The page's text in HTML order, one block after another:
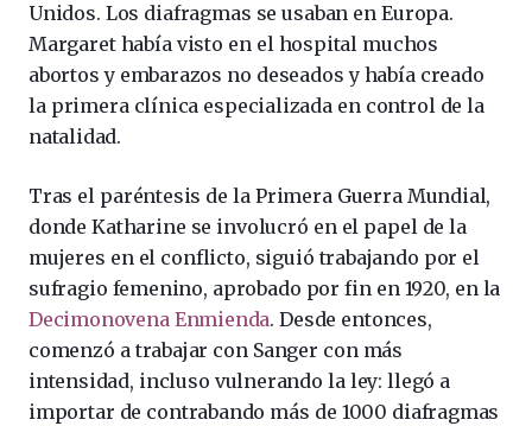
Unidos. Los diafragmas se usaban en Europa.
Margaret había visto en el hospital muchos
abortos y embarazos no deseados y había creado
la primera clínica especializada en control de la
natalidad.
Tras el paréntesis de la Primera Guerra Mundial,
donde Katharine se involucró en el papel de la
mujeres en el conflicto, siguió trabajando por el
sufragio femenino, aprobado por fin en 1920, en la
Decimonovena Enmienda. Desde entonces,
comenzó a trabajar con Sanger con más
intensidad, incluso vulnerando la ley: llegó a
importar de contrabando más de 1000 diafragmas